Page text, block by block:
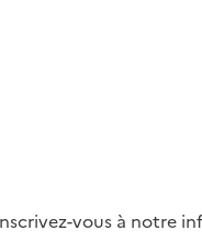
vous à notre